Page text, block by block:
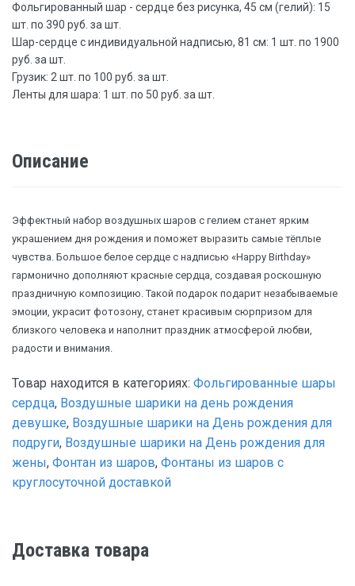
Фольгированный шар - сердце без рисунка, 45 см (гелий): 15
шт. по 390 руб. за шт.
Шар-сердце с индивидуальной надписью, 81 см: 1 шт. по 1900
руб. за шт.
Грузик: 2 шт. по 100 руб. за шт.
Ленты для шара: 1 шт. по 50 руб. за шт.
Описание
Эффектный набор воздушных шаров с гелием станет ярким
украшением дня рождения и поможет выразить самые тёплые
чувства. Большое белое сердце с надписью «Happy Birthday»
гармонично дополняют красные сердца, создавая роскошную
праздничную композицию. Такой подарок подарит незабываемые
эмоции, украсит фотозону, станет красивым сюрпризом для
близкого человека и наполнит праздник атмосферой любви,
радости и внимания.
Товар находится в категориях: Фольгированные шары
сердца, Воздушные шарики на день рождения
девушке, Воздушные шарики на День рождения для
подруги, Воздушные шарики на День рождения для
жены, Фонтан из шаров, Фонтаны из шаров с
круглосуточной доставкой
Доставка товара